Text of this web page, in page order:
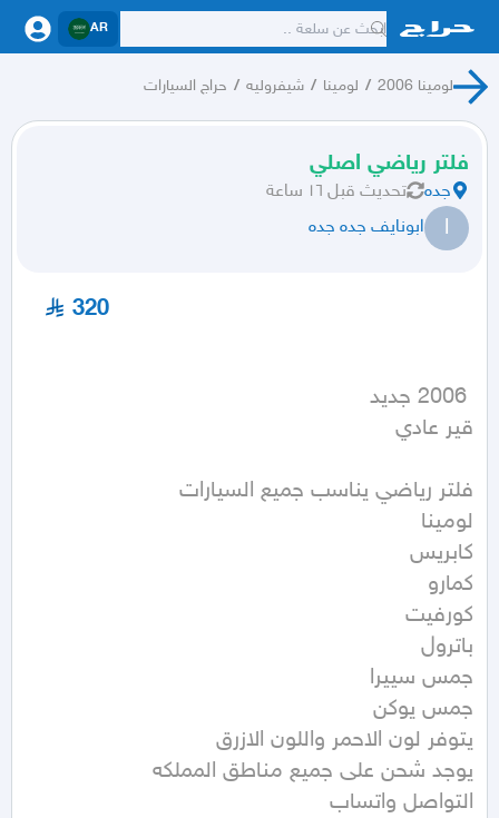
AR
لومينا 2006 / لومينا / شيفروليه / حراج السيارات
فلتر رياضي اصلي
جده تحديث قبل ١٦ ساعة
ا ابونايف جده جده
320
قير عادي